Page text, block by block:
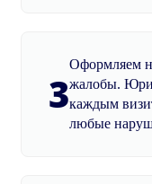
3
Оформляем
жалобы.
каждым
любые